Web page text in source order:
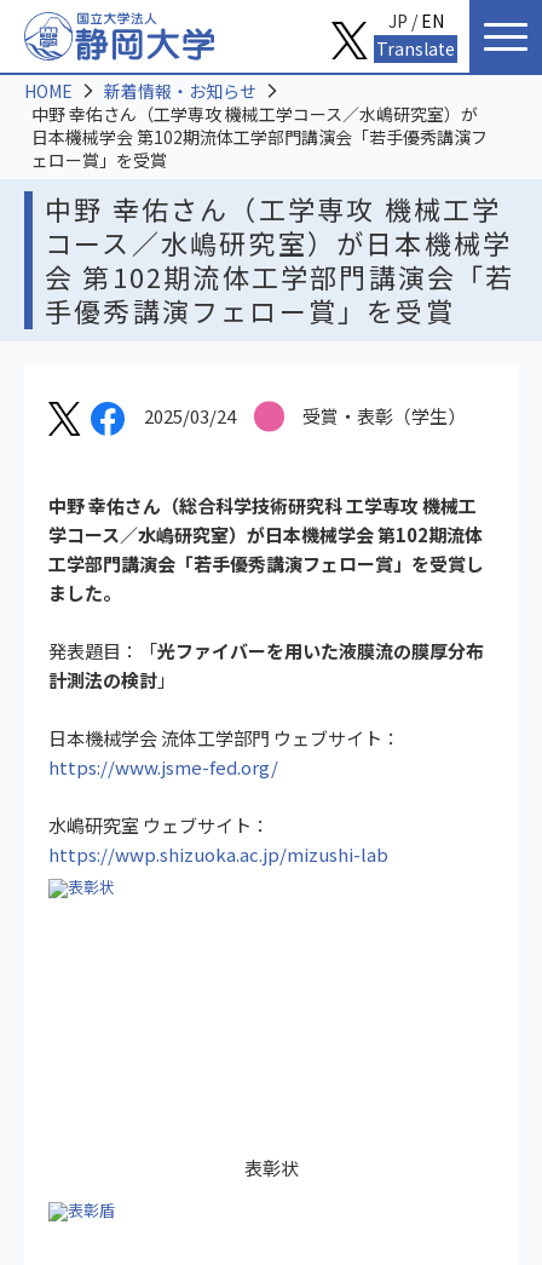
中野 幸佑さん（工学専攻 機械工学
コース／水嶋研究室）が日本機械学
会 第102期流体工学部門講演会「若
手優秀講演フェロー賞」を受賞
HOME
新着情報・お知らせ
中野 幸佑さん（工学専攻 機械工学コース／水嶋研究室）が
日本機械学会 第102期流体工学部門講演会「若手優秀講演フ
ェロー賞」を受賞
2025/03/24 受賞・表彰（学生）
中野 幸佑さん（総合科学技術研究科 工学専攻 機械工
学コース／水嶋研究室）が日本機械学会 第102期流体
工学部門講演会「若手優秀講演フェロー賞」を受賞し
ました。
発表題目：「光ファイバーを用いた液膜流の膜厚分布
計測法の検討」
日本機械学会 流体工学部門 ウェブサイト：
https://www.jsme-fed.org/
水嶋研究室 ウェブサイト：
https://wwp.shizuoka.ac.jp/mizushi-lab
表彰状
JP /EN
Translate